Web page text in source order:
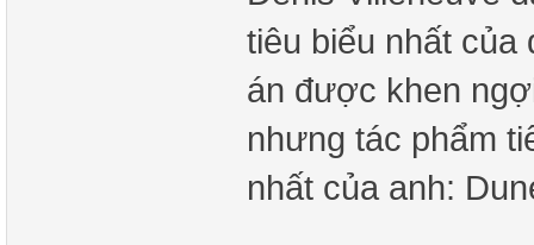
tiêu biểu nhất
án được khen
nhưng tác phẩm
nhất của anh: